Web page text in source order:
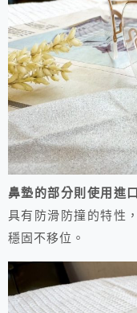
鼻墊的部分則使用進
具有防滑防撞的特性
穩固不移位。